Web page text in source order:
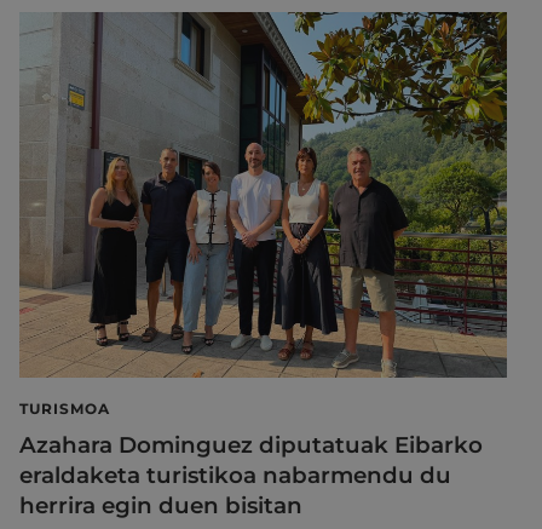
TURISMOA
Azahara Dominguez diputatuak Eibarko
eraldaketa turistikoa nabarmendu du
herrira egin duen bisitan